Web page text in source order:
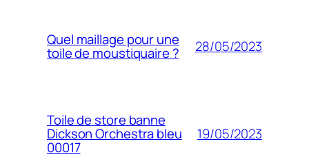
Quel maillage pour une
toile de moustiquaire ? 28/05/2023
Toile de store banne
Dickson Orchestra bleu
00017
19/05/2023